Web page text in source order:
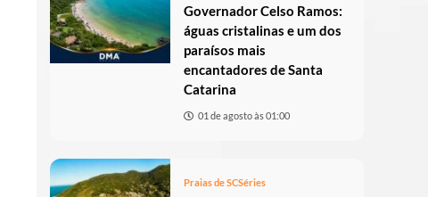
Governador Celso Ramos:
águas cristalinas e um dos
paraísos mais
encantadores de Santa
Catarina
01 de agosto às 01:00
Praias de SCSéries